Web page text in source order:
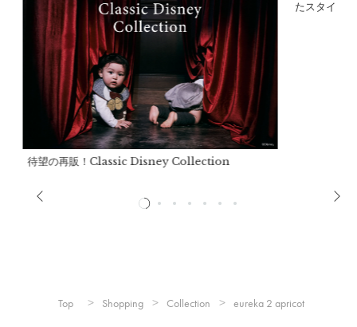
c）身幅：30cm
d）裾幅：75cm
e）袖丈：23cm
推奨年齢：1歳〜3歳
サイズ (100cm-110cm)
a）着丈：62cm
推奨年齢： 3歳〜6歳
待望の再販！Classic Disney Collection
たスタイ
Top Shopping Collection eureka 2 apricot